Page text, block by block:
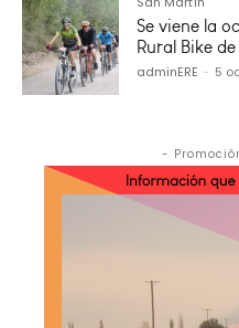
Se viene la
Rural Bike
adminERE - 5
-